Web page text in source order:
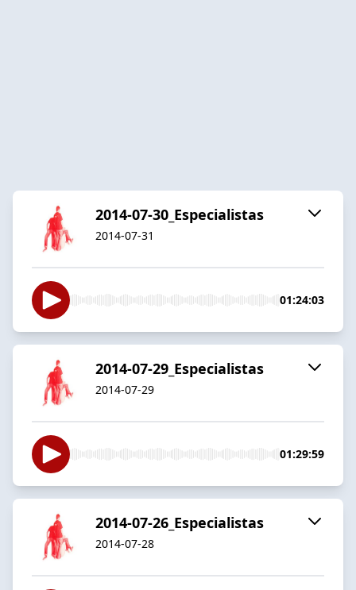
2014-07-30_Especialistas
2014-07-31
01:24:03
2014-07-29_Especialistas
2014-07-29
01:29:59
2014-07-26_Especialistas
2014-07-28